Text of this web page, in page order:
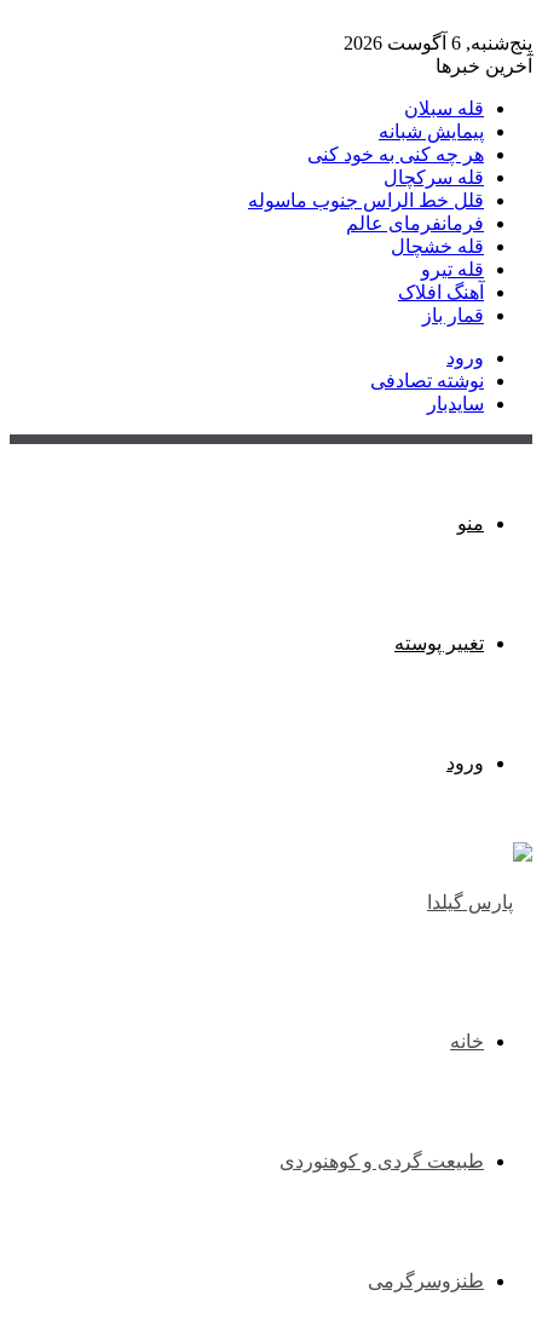
پنج‌شنبه, 6 آگوست 2026
آخرین خبرها
قله سبلان
پیمایش شبانه
هر چه کنی به خود کنی
قله سرکچال
قلل خط الراس جنوب ماسوله
فرمانفرمای عالم
قله خشچال
قله تیرو
آهنگ افلاک
قمار باز
ورود
نوشته تصادفی
سایدبار
منو
تغییر پوسته
ورود
خانه
طبیعت گردی و کوهنوردی
طنزوسرگرمی